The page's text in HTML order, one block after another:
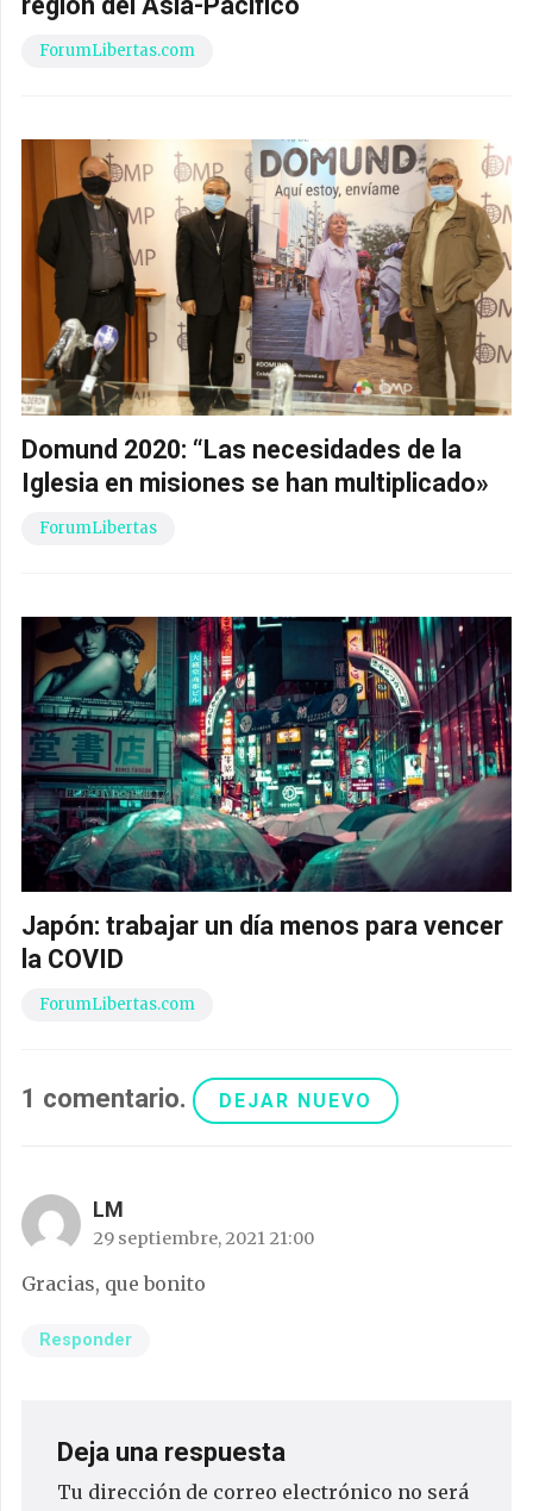
ForumLibertas.com
Domund 2020: “Las necesidades de la
Iglesia en misiones se han multiplicado»
ForumLibertas
Japón: trabajar un día menos para vencer
la COVID
ForumLibertas.com
1 comentario. DEJAR NUEVO
LM
29 septiembre, 2021 21:00
Gracias, que bonito
Responder
Deja una respuesta
Tu dirección de correo electrónico no será